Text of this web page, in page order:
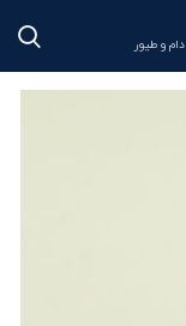
و طیور